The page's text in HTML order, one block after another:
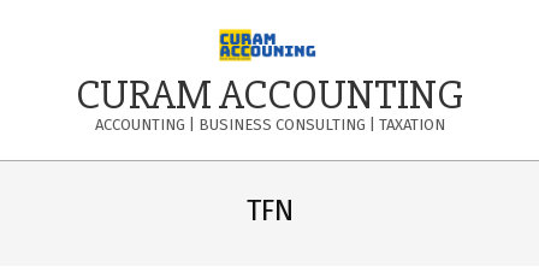
CURAM ACCOUNTING
ACCOUNTING | BUSINESS CONSULTING | TAXATION
TFN